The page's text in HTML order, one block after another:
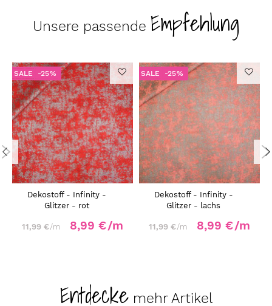
Unsere passende Empfehlung
SALE -25%
Dekostoff - Infinity -
Glitzer - rot
11,99 €/m 8,99 €/m
SALE -25%
Dekostoff - Infinity -
Glitzer - lachs
11,99 €/m 8,99 €/m
Entdeckemehr Artikel